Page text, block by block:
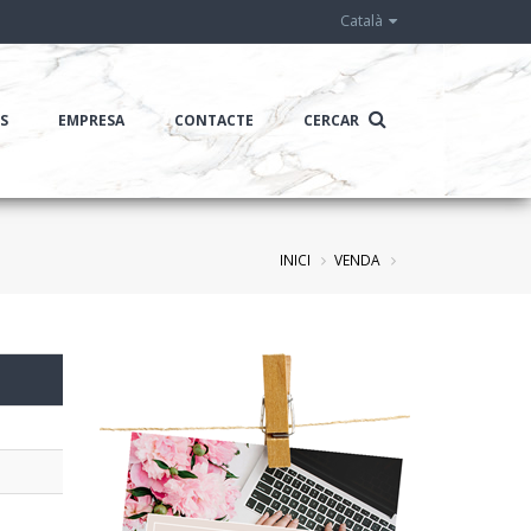
Català
EMPRESA CONTACTE CERCAR
INICI VENDA